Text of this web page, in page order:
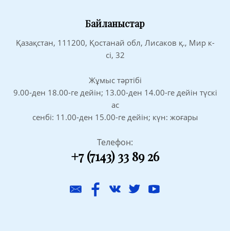
Байланыстар
Қазақстан, 111200, Қостанай обл, Лисаков қ., Мир к-
сі, 32
Жұмыс тәртібі
9.00-ден 18.00-ге дейін; 13.00-ден 14.00-ге дейін түскі
ас
сенбі: 11.00-ден 15.00-ге дейін; күн: жоғары
Телефон:
+7 (7143) 33 89 26